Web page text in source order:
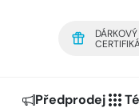
DÁRKOVÝ
Předprodej